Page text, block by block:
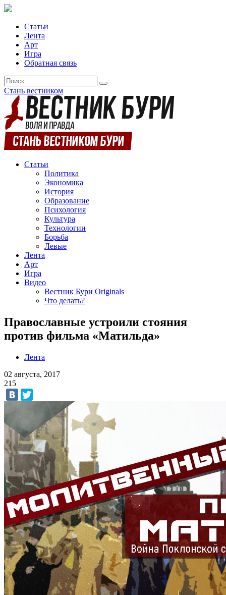
Статьи
Лента
Арт
Игра
Обратная связь
Стань вестником
Статьи
Политика
Экономика
История
Образование
Психология
Культура
Технологии
Борьба
Левые
Лента
Арт
Игра
Видео
Вестник Бури Originals
Что делать?
Православные устроили стояния
против фильма «Матильда»
Лента
02 августа, 2017
215